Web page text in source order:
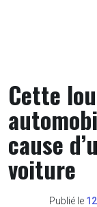
Cette
cause
voiture
Publié le